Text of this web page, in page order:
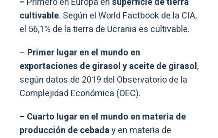
cultivable. Según el World Factbook de la CIA,
el 56,1% de la tierra de Ucrania es cultivable.
– Primer lugar en el mundo en
exportaciones de girasol y aceite de girasol,
según datos de 2019 del Observatorio de la
Complejidad Económica (OEC).
– Cuarto lugar en el mundo en materia de
producción de cebaday en materia de